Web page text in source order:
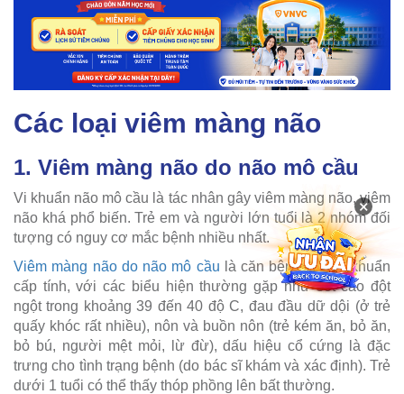
Các loại viêm màng não
1. Viêm màng não do não mô cầu
Vi khuẩn não mô cầu là tác nhân gây viêm màng não, viêm
não khá phổ biến. Trẻ em và người lớn tuổi là 2 nhóm đối
tượng có nguy cơ mắc bệnh nhiều nhất.
Viêm màng não do não mô cầu là căn bệnh nhiễm khuẩn
cấp tính, với các biểu hiện thường gặp như sốt cao đột
ngột trong khoảng 39 đến 40 độ C, đau đầu dữ dội (ở trẻ
quấy khóc rất nhiều), nôn và buồn nôn (trẻ kém ăn, bỏ ăn,
bỏ bú, người mệt mỏi, lừ đừ), dấu hiệu cổ cứng là đặc
trưng cho tình trạng bệnh (do bác sĩ khám và xác định). Trẻ
dưới 1 tuổi có thể thấy thóp phồng lên bất thường.
×